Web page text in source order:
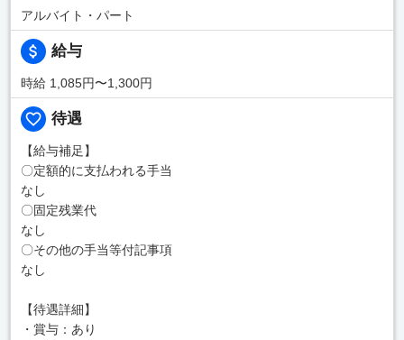
アルバイト・パート
給与
時給 1,085円〜1,300円
待遇
【給与補足】
〇定額的に支払われる手当
なし
〇固定残業代
なし
〇その他の手当等付記事項
なし
【待遇詳細】
・賞与：あり